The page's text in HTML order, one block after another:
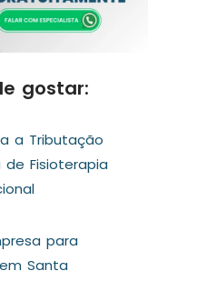
gostar:
a Tributação
Fisioterapia
para
Santa